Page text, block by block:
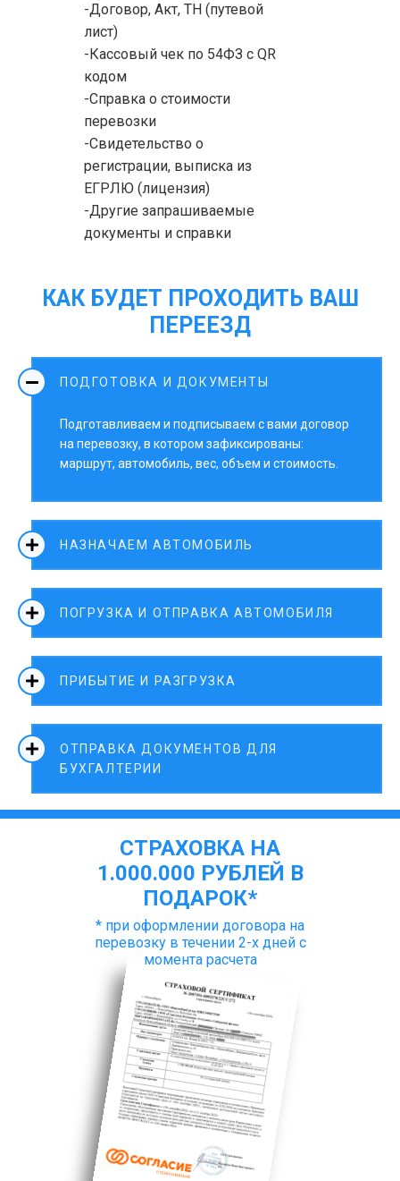
-Договор, Акт, ТН (путевой
лист)
-Кассовый чек по 54ФЗ с QR
кодом
-Справка о стоимости
перевозки
-Свидетельство о
регистрации, выписка из
ЕГРЛЮ (лицензия)
-Другие запрашиваемые
документы и справки
КАК БУДЕТ ПРОХОДИТЬ ВАШ
ПЕРЕЕЗД
ПОДГОТОВКА И ДОКУМЕНТЫ
Подготавливаем и подписываем с вами договор
на перевозку, в котором зафиксированы:
маршрут, автомобиль, вес, объем и стоимость.
НАЗНАЧАЕМ АВТОМОБИЛЬ
ПОГРУЗКА И ОТПРАВКА АВТОМОБИЛЯ
ПРИБЫТИЕ И РАЗГРУЗКА
ОТПРАВКА ДОКУМЕНТОВ ДЛЯ
БУХГАЛТЕРИИ
СТРАХОВКА НА
1.000.000 РУБЛЕЙ В
ПОДАРОК*
* при оформлении договора на
перевозку в течении 2-х дней с
момента расчета